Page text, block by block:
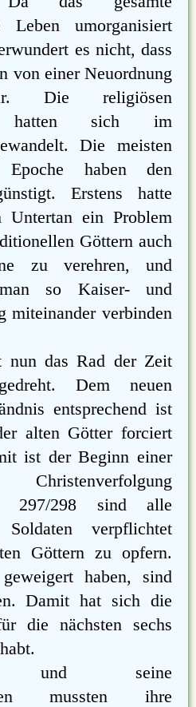
Leben umorganisiert
es nicht, dass
von einer Neuordnung
Die religiösen
hatten sich im
Die meisten
haben den
Erstens hatte
ein Problem
Göttern auch
zu verehren, und
so Kaiser- und
miteinander verbinden
nun das Rad der Zeit
Dem neuen
entsprechend ist
alten Götter forciert
ist der Beginn einer
297/298 sind alle
verpflichtet
Göttern zu opfern.
haben, sind
Damit hat sich die
die nächsten sechs
und seine
mussten ihre